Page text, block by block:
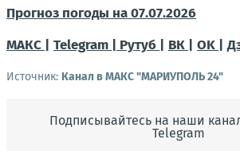
Прогноз погоды на 07.07.2026
МАКС |
Telegram | Рутуб | ВК | OK |
Источник: Канал в МАКС "МАРИУПОЛЬ 24"
Подписывайтесь на наши
Telegram